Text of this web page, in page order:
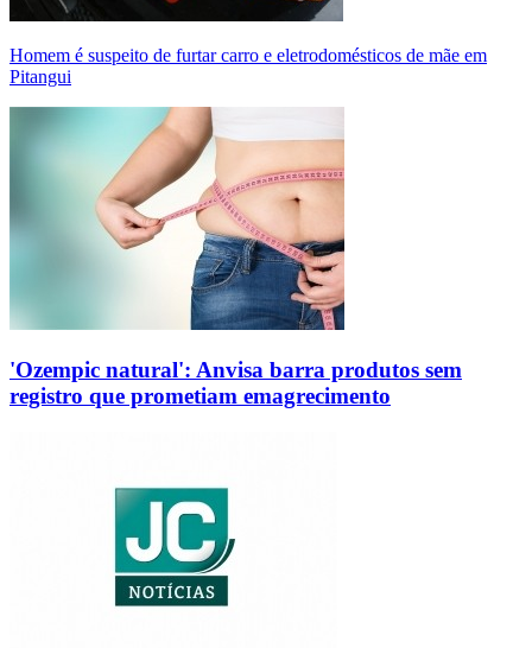
Homem é suspeito de furtar carro e eletrodomésticos de mãe em
Pitangui
'Ozempic natural': Anvisa barra produtos sem
registro que prometiam emagrecimento